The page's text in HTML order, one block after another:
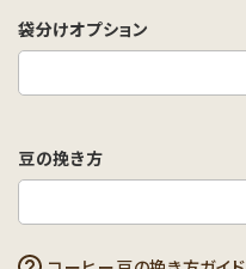
袋分けオプション
豆の挽き方